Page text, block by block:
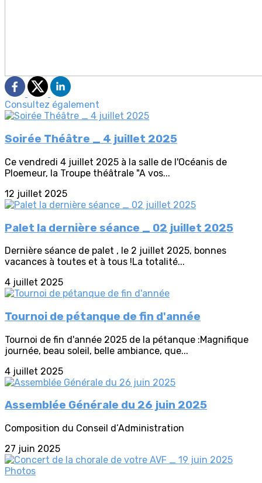
Consultez également
Soirée Théâtre _ 4 juillet 2025
Ce vendredi 4 juillet 2025 à la salle de l'Océanis de
Ploemeur, la Troupe théâtrale "A vos...
12 juillet 2025
Palet la dernière séance _ 02 juillet 2025
Dernière séance de palet , le 2 juillet 2025, bonnes
vacances à toutes et à tous !La totalité...
4 juillet 2025
Tournoi de pétanque de fin d'année
Tournoi de fin d'année 2025 de la pétanque :Magnifique
journée, beau soleil, belle ambiance, que...
4 juillet 2025
Assemblée Générale du 26 juin 2025
Composition du Conseil d’Administration
27 juin 2025